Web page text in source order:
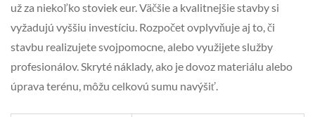
už za niekoľko stoviek eur. Väčšie a kvalitnejšie stavby si
vyžadujú vyššiu investíciu. Rozpočet ovplyvňuje aj to, či
stavbu realizujete svojpomocne, alebo využijete služby
profesionálov. Skryté náklady, ako je dovoz materiálu alebo
úprava terénu, môžu celkovú sumu navýšiť.